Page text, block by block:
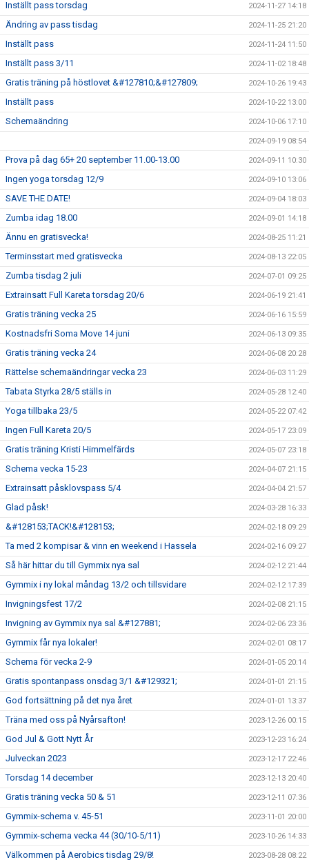
Inställt pass torsdag 2024-11-27 14:18
Ändring av pass tisdag 2024-11-25 21:20
Inställt pass 2024-11-24 11:50
Inställt pass 3/11 2024-11-02 18:48
Gratis träning på höstlovet &#127810;&#127809; 2024-10-26 19:43
Inställt pass 2024-10-22 13:00
Schemaändring 2024-10-06 17:10
2024-09-19 08:54
Prova på dag 65+ 20 september 11.00-13.00 2024-09-11 10:30
Ingen yoga torsdag 12/9 2024-09-10 13:06
SAVE THE DATE! 2024-09-04 18:03
Zumba idag 18.00 2024-09-01 14:18
Ännu en gratisvecka! 2024-08-25 11:21
Terminsstart med gratisvecka 2024-08-13 22:05
Zumba tisdag 2 juli 2024-07-01 09:25
Extrainsatt Full Kareta torsdag 20/6 2024-06-19 21:41
Gratis träning vecka 25 2024-06-16 15:59
Kostnadsfri Soma Move 14 juni 2024-06-13 09:35
Gratis träning vecka 24 2024-06-08 20:28
Rättelse schemaändringar vecka 23 2024-06-03 11:29
Tabata Styrka 28/5 ställs in 2024-05-28 12:40
Yoga tillbaka 23/5 2024-05-22 07:42
Ingen Full Kareta 20/5 2024-05-17 23:09
Gratis träning Kristi Himmelfärds 2024-05-07 23:18
Schema vecka 15-23 2024-04-07 21:15
Extrainsatt påsklovspass 5/4 2024-04-04 21:57
Glad påsk! 2024-03-28 16:33
&#128153;TACK!&#128153; 2024-02-18 09:29
Ta med 2 kompisar & vinn en weekend i Hassela 2024-02-16 09:27
Så här hittar du till Gymmix nya sal 2024-02-12 21:44
Gymmix i ny lokal måndag 13/2 och tillsvidare 2024-02-12 17:39
Invigningsfest 17/2 2024-02-08 21:15
Invigning av Gymmix nya sal &#127881; 2024-02-06 23:36
Gymmix får nya lokaler! 2024-02-01 08:17
Schema för vecka 2-9 2024-01-05 20:14
Gratis spontanpass onsdag 3/1 &#129321; 2024-01-01 21:15
God fortsättning på det nya året 2024-01-01 13:37
Träna med oss på Nyårsafton! 2023-12-26 00:15
God Jul & Gott Nytt År 2023-12-23 16:24
Julveckan 2023 2023-12-17 22:46
Torsdag 14 december 2023-12-13 20:40
Gratis träning vecka 50 & 51 2023-12-11 07:36
Gymmix-schema v. 45-51 2023-11-01 20:00
Gymmix-schema vecka 44 (30/10-5/11) 2023-10-26 14:33
Välkommen på Aerobics tisdag 29/8! 2023-08-28 08:22